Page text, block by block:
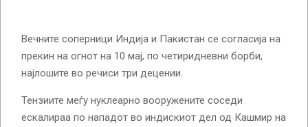
Вечните соперници Индија и Пакистан се согласија на
прекин на огнот на 10 мај, по четиридневни борби,
најлошите во речиси три децении.
Тензиите меѓу нуклеарно вооружените соседи
ескалираа по нападот во индискиот дел од Кашмир на